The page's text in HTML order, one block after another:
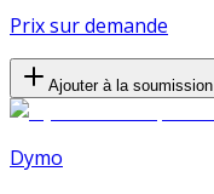
Prix sur demande
Ajouter à la soumission
Dymo